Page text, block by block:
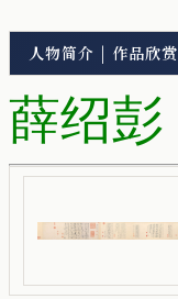
人物简介 | 作品欣赏
薛绍彭